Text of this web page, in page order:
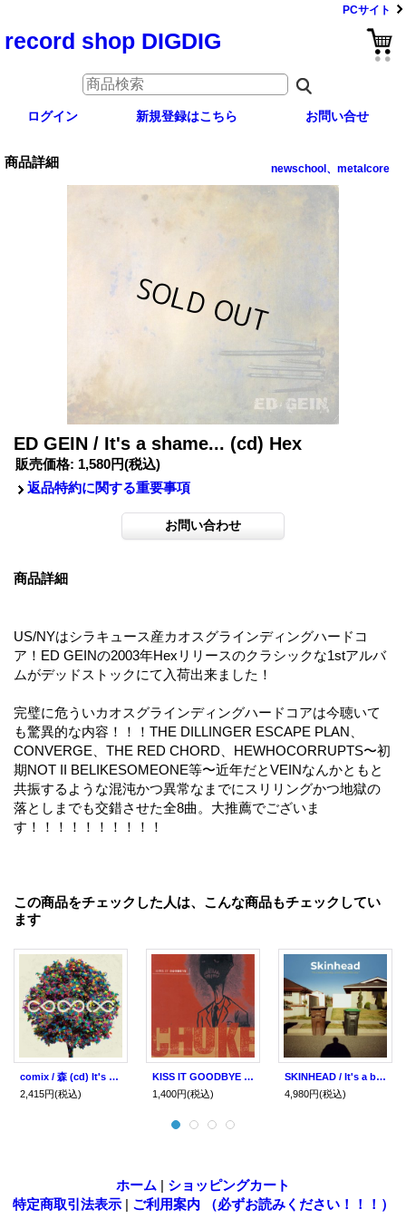
PCサイト
record shop DIGDIG
ログイン 新規登録はこちら お問い合せ
商品詳細 newschool、metalcore
ED GEIN / It's a shame... (cd) Hex
販売価格: 1,580円(税込)
返品特約に関する重要事項
商品詳細
US/NYはシラキュース産カオスグラインディングハードコ
ア！ED GEINの2003年Hexリリースのクラシックな1stアルバ
ムがデッドストックにて入荷出来ました！
完璧に危ういカオスグラインディングハードコアは今聴いて
も驚異的な内容！！！THE DILLINGER ESCAPE PLAN、
CONVERGE、THE RED CHORD、HEWHOCORRUPTS〜初
期NOT II BELIKESOMEONE等〜近年だとVEINなんかともと
共振するような混沌かつ異常なまでにスリリングかつ地獄の
落としまでも交錯させた全8曲。大推薦でございま
す！！！！！！！！！！
この商品をチェックした人は、こんな商品もチェックしてい
ます
comix / 森 (cd) It's a fact
2,415円(税込)
KISS IT GOODBYE / choke (cd) Revelation
1,400円(税込)
SKINHEAD / It's a beautiful day, what a beautiful day (cd)(Lp) Closed casket activities
4,980円(税込)
ホーム | ショッピングカート
特定商取引法表示 | ご利用案内 （必ずお読みください！！！）